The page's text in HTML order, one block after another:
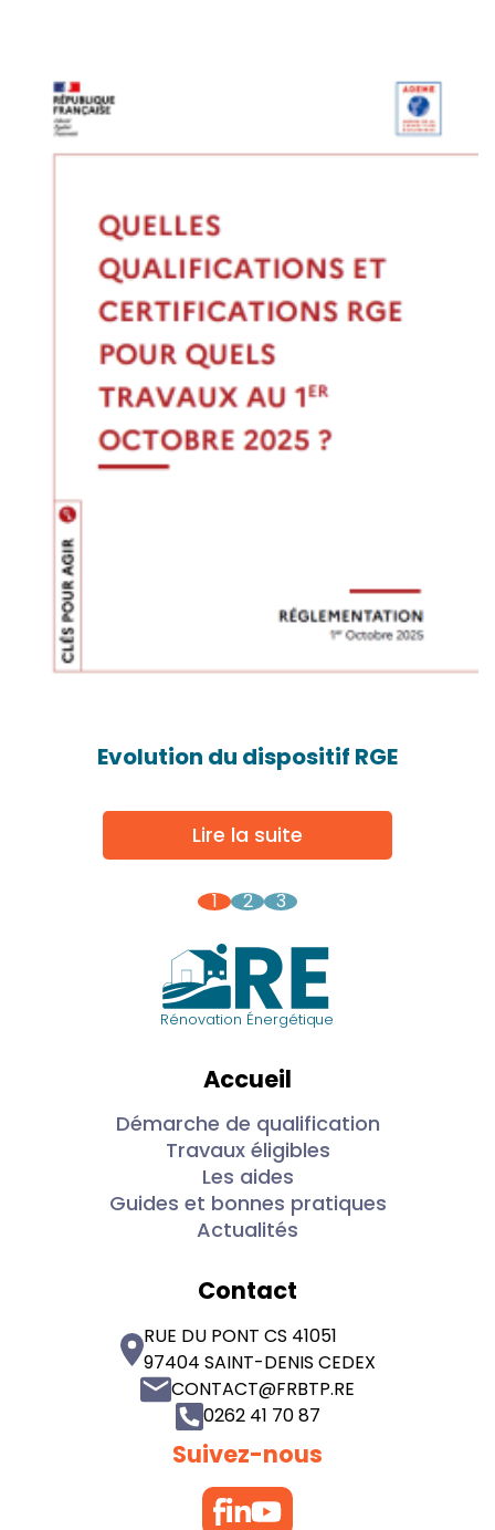
Evolution du dispositif RGE
Lire la suite
1 2 3
Rénovation Énergétique
Accueil
Démarche de qualification
Travaux éligibles
Les aides
Guides et bonnes pratiques
Actualités
Contact
RUE DU PONT CS 41051
97404 SAINT-DENIS CEDEX
CONTACT@FRBTP.RE
0262 41 70 87
Suivez-nous